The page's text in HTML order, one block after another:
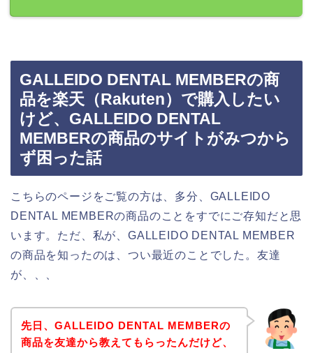
GALLEIDO DENTAL MEMBERの商
品を楽天（Rakuten）で購入したい
けど、GALLEIDO DENTAL
MEMBERの商品のサイトがみつから
ず困った話
こちらのページをご覧の方は、多分、GALLEIDO
DENTAL MEMBERの商品のことをすでにご存知だと思
います。ただ、私が、GALLEIDO DENTAL MEMBER
の商品を知ったのは、つい最近のことでした。友達
が、、、
先日、GALLEIDO DENTAL MEMBERの
商品を友達から教えてもらったんだけど、